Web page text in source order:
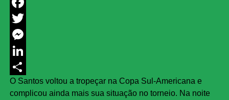
Facebook
Twitter
Messenger
LinkedIn
Share
O Santos voltou a tropeçar na Copa Sul-Americana e
complicou ainda mais sua situação no torneio. Na noite